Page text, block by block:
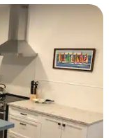
aimés